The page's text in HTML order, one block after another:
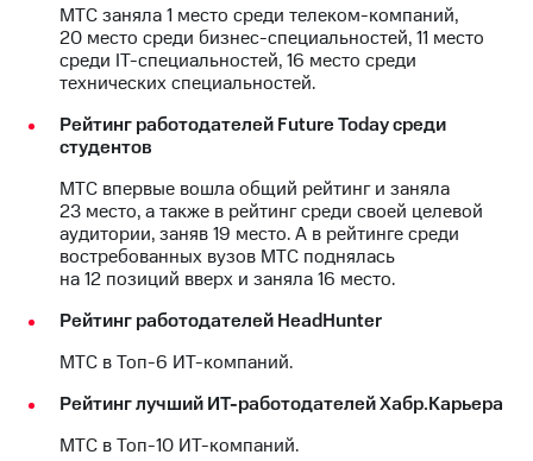
МТС
о технологиях
Интервью
Финансовая
отчетность
Контакты
Новости
в
регионе
и акционерам
управление
МТС заняла 1 место среди телеком-компаний,
20 место среди бизнес-специальностей, 11 место
среди IT-специальностей, 16 место среди
технических специальностей.
Рейтинг работодателей Future Today среди
студентов
МТС впервые вошла общий рейтинг и заняла
23 место, а также в рейтинг среди своей целевой
аудитории, заняв 19 место. А в рейтинге среди
востребованных вузов МТС поднялась
на 12 позиций вверх и заняла 16 место.
Рейтинг работодателей HeadHunter
МТС в Топ-6 ИТ-компаний.
Рейтинг лучший ИТ-работодателей Хабр.Карьера
МТС в Топ-10 ИТ-компаний.